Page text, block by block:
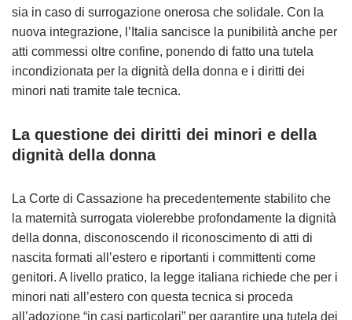
sia in caso di surrogazione onerosa che solidale. Con la
nuova integrazione, l’Italia sancisce la punibilità anche per
atti commessi oltre confine, ponendo di fatto una tutela
incondizionata per la dignità della donna e i diritti dei
minori nati tramite tale tecnica​.
La questione dei diritti dei minori e della
dignità della donna
La Corte di Cassazione ha precedentemente stabilito che
la maternità surrogata violerebbe profondamente la dignità
della donna, disconoscendo il riconoscimento di atti di
nascita formati all’estero e riportanti i committenti come
genitori. A livello pratico, la legge italiana richiede che per i
minori nati all’estero con questa tecnica si proceda
all’adozione “in casi particolari” per garantire una tutela dei